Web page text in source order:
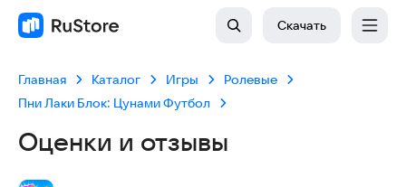
Скачать
Главная Каталог Игры
Ролевые
Пни Лаки Блок: Цунами Футбол
Оценки и отзывы